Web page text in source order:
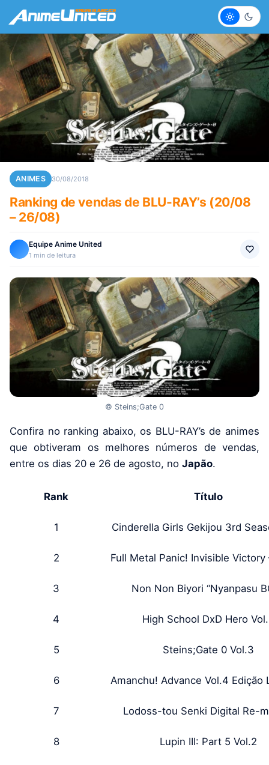
Claro
ANIMES 30/08/2018
Ranking de vendas de BLU-RAY’s (20/08
– 26/08)
Equipe Anime United
1 min de leitura
© Steins;Gate 0
Confira no ranking abaixo, os BLU-RAY’s de animes
que obtiveram os melhores números de vendas,
entre os dias 20 e 26 de agosto, no Japão.
Rank Título
1 Cinderella Girls Gekijou 3rd
2 Full Metal Panic! Invisible Victory
3 Non Non Biyori “Nyanpasu
4 High School DxD Hero
5 Steins;Gate 0 Vol.3
6 Amanchu! Advance Vol.4 Edição
7 Lodoss-tou Senki Digital Re-
8 Lupin III: Part 5 Vol.2